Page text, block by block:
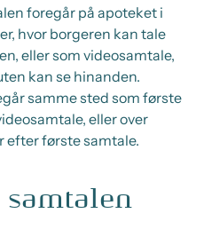
foregår på apoteket i
hvor borgeren kan tale
eller som videosamtale,
kan se hinanden.
samme sted som første
eller over
efter første samtale.